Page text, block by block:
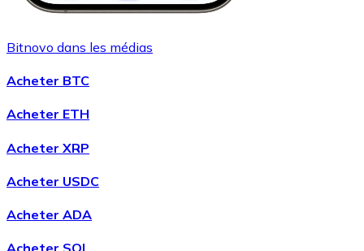
Bitnovo dans les médias
Acheter BTC
Acheter ETH
Acheter XRP
Acheter USDC
Acheter ADA